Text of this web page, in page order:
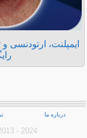
ایمپلنت،
درباره ما
- 2024